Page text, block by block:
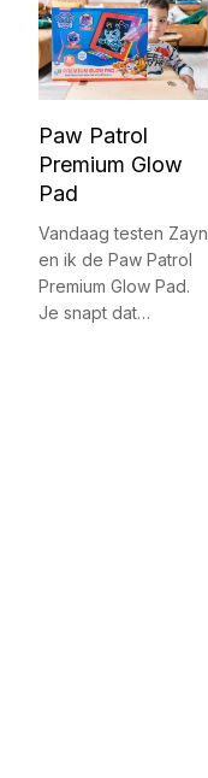
Paw Patrol
Premium Glow
Pad
Vandaag testen Zayn
en ik de Paw Patrol
Premium Glow Pad.
Je snapt dat…